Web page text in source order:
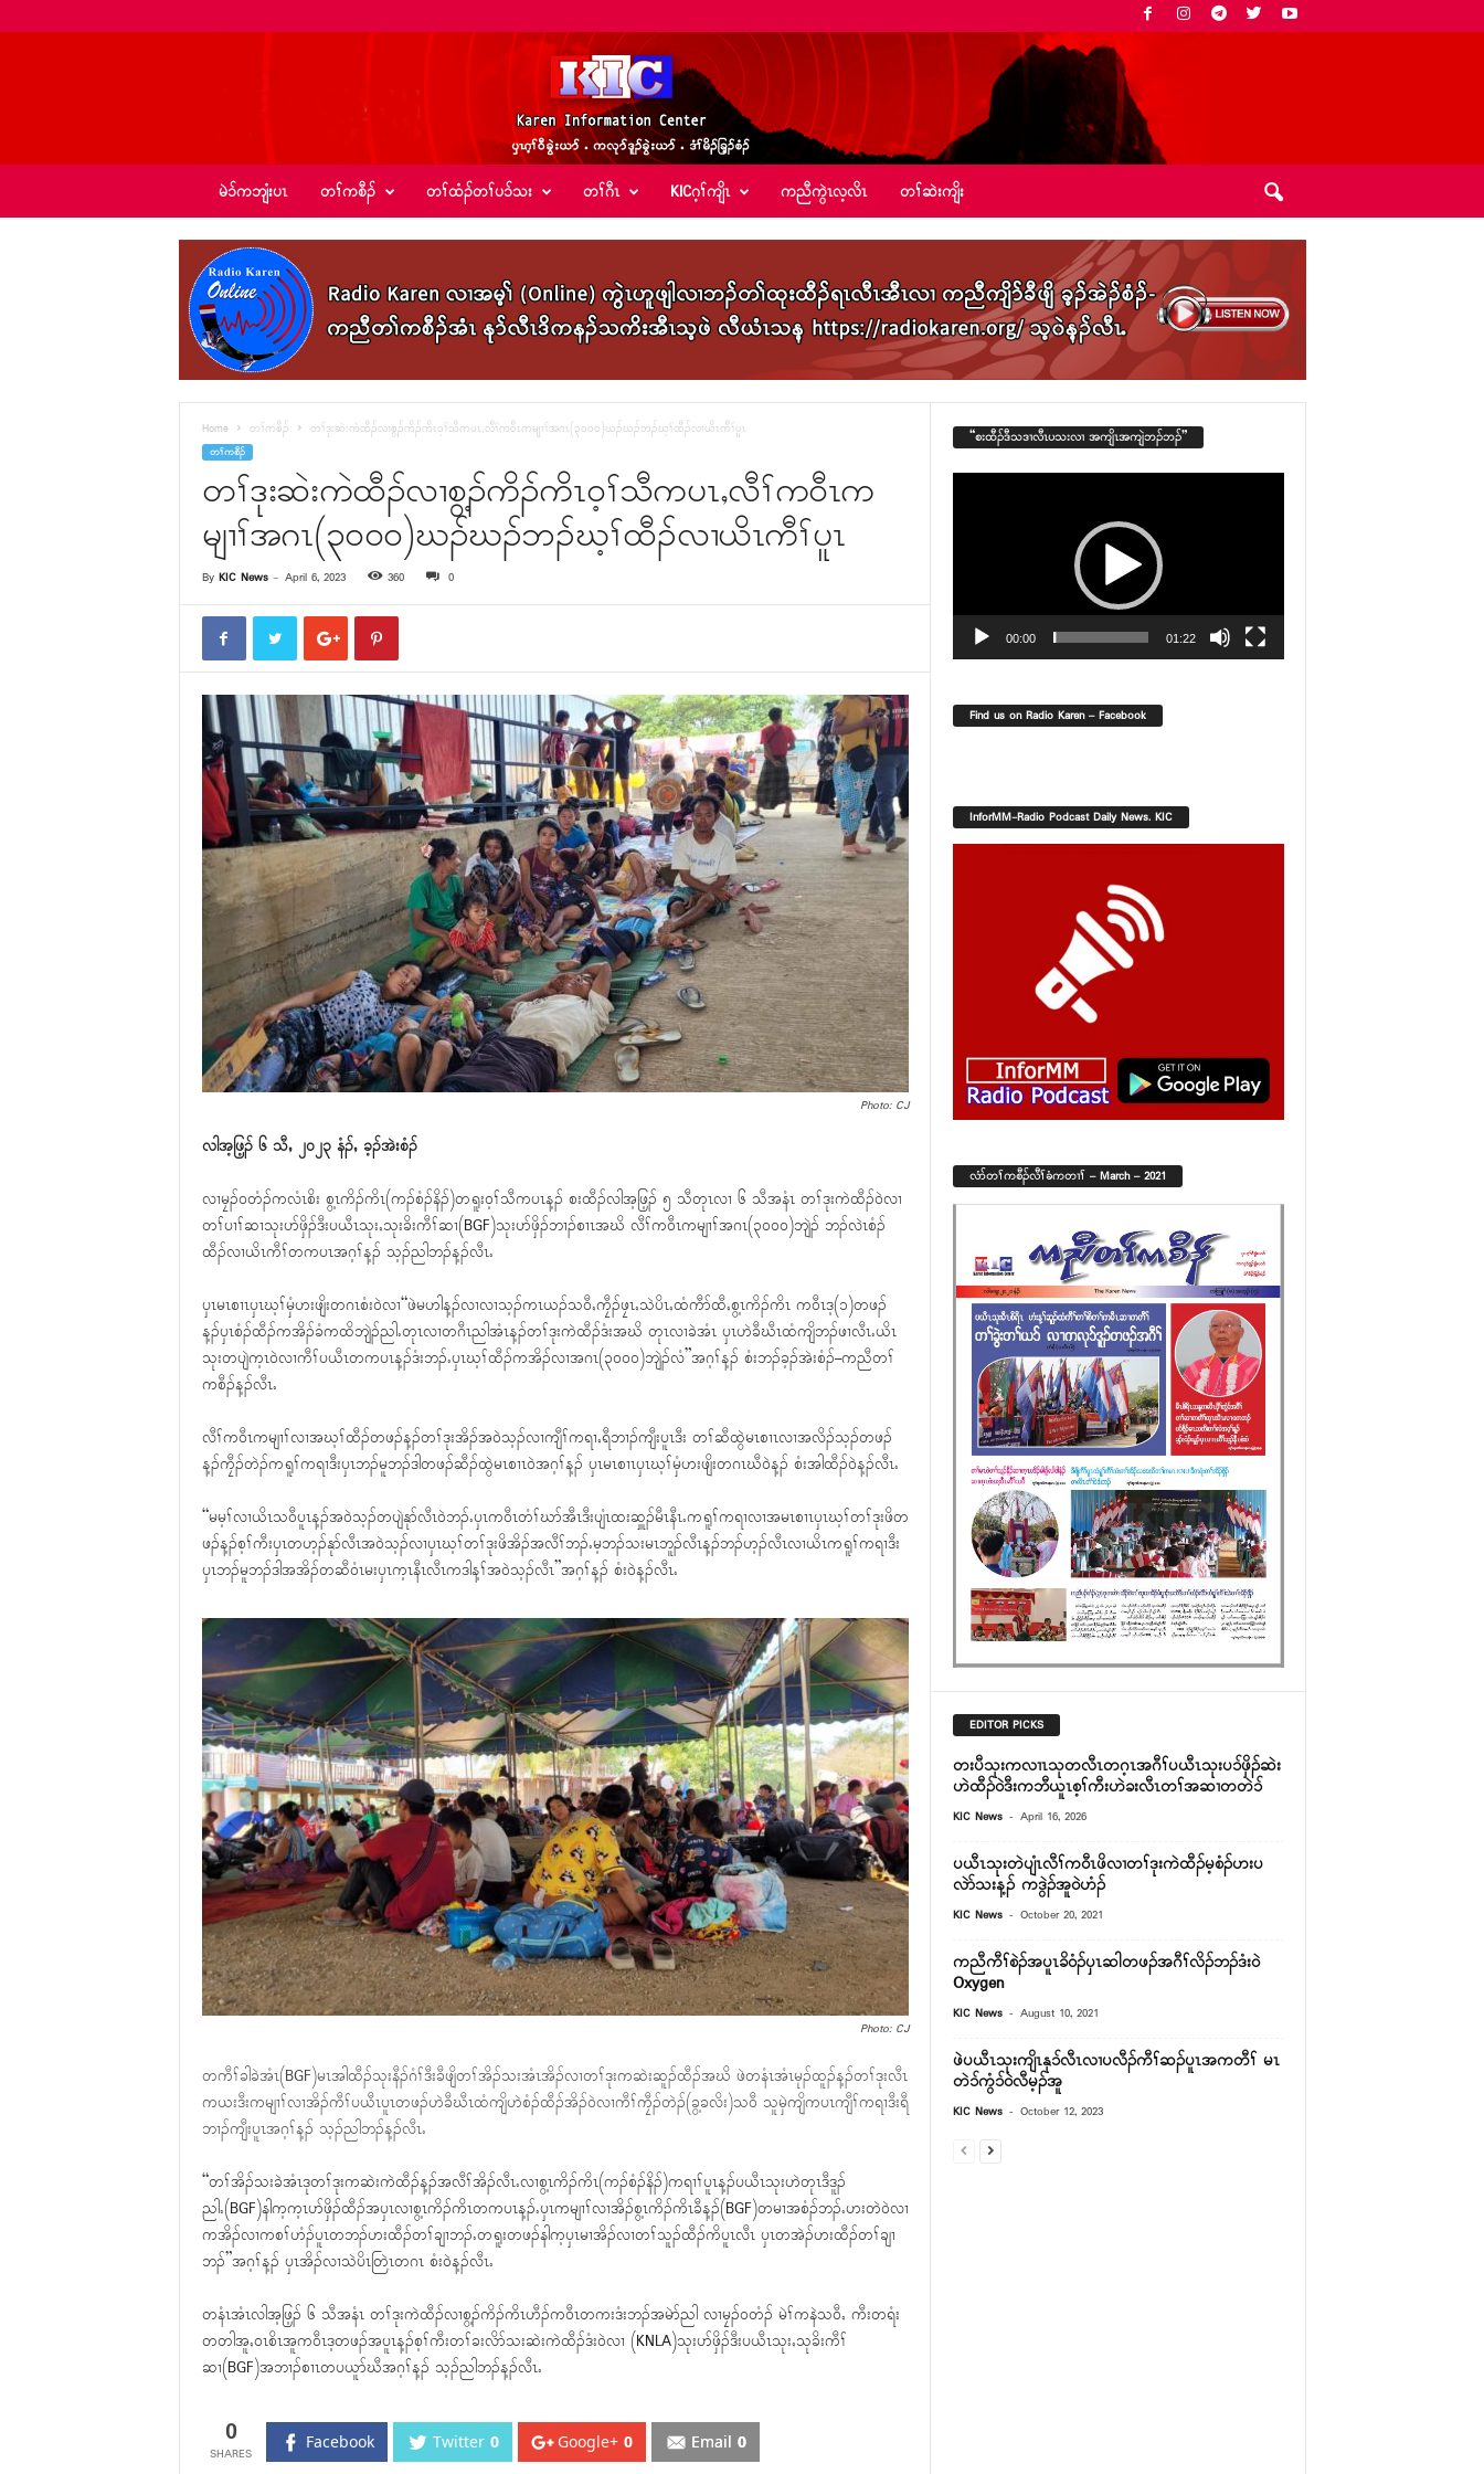
အဲ
မဲၥ်ကဘျံးပၤ တၢ်ကစီၣ် တၢ်ထံၣ်တၢ်ပၥ်သး တၢ်ဂီၤ KICဂ့ၢ်ကျိၤ ကညီကွဲၤလ့လိၤ တၢ်ဆဲးကျိး
Home တၢ်ကစီၣ် တၢ်ဒုးဆဲးကဲထီၣ်လၢစွ့ၣ်ကိၣ်ကိၤ၀့ၢ်သီကပၤႇလီၢ်က၀ီၤကမျၢၢ်အဂၤ(၃၀၀၀)ဃၣ်ဃၣ်ဘၣ်ဃ့ၢ်ထီၣ်လၢယိၤကီၢ်ပူၤ
တၢ်ကစီၣ်
တၢ်ဒုးဆဲးကဲထီၣ်လၢစွ့ၣ်ကိၣ်ကိၤ၀့ၢ်သီကပၤႇလီၢ်က၀ီၤက
မျၢၢ်အဂၤ(၃၀၀၀)ဃၣ်ဃၣ်ဘၣ်ဃ့ၢ်ထီၣ်လၢယိၤကီၢ်ပူၤ
By KIC News- April 6, 2023 360 0
Photo: CJ
လါအ့ဖြ့ၣ် ၆ သီႇ ၂၀၂၃ နံၣ်ႇ ခ့ၣ်အဲးစံၣ်
လၢမၠၣ်၀တံၣ်ကလံၤစိး စွ့ၤကိၣ်ကိၤ(ကၣ်စံၣ်နိၣ်)တရူး၀့ၢ်သီကပၤန့ၣ် စးထီၣ်လါအ့ဖြ့ၣ် ၅ သီတုၤလၢ ၆ သီအနံၤ တၢ်ဒုးကဲထီၣ်၀ဲလၢ
တၢ်ပၢၢ်ဆၢသုးပာ်ဖှိၣ်ဒီးပယီၤသုးႇသုးခိးကီၢ်ဆၢ(BGF)သုးပာ်ဖှိၣ်ဘၢၣ်စၢၤအဃိ လီၢ်က၀ီၤကမျၢၢ်အဂၤ(၃၀၀၀)ဘျဲၣ် ဘၣ်လဲၤစံၣ်
ထီၣ်လၢယိၤကီၢ်တကပၤအဂ့ၢ်န့ၣ် သ့ၣ်ညါဘၣ်န့ၣ်လီၤႉ
ၦၤမၤစၢၤၦၤဃ့ၢ်မှံဟးဖျိးတဂၤစံး၀ဲလၢ“ဖဲမဟါန့ၣ်လၢလၢသ့ၣ်ကၤယၣ်သ၀ီႇကၠီၣ်ဖၠၤႇသဲပိၤႇထံကီာ်ထီႇစွ့ၤကိၣ်ကိၤ က၀ီၤဒ့(၁)တဖၣ်
န့ၣ်ၦၤစံၣ်ထီၣ်ကအိၣ်ခံကထိဘျဲၣ်ညါႉတုၤလၢတဂီၤညါအံၤန့ၣ်တၢ်ဒုးကဲထီၣ်ဒံးအဃိ တုၤလၢခဲအံၤ ၦၤဟဲခီဃီၤထံကျိဘၣ်ဖၢလီၤႉယိၤ
သုးတပျဲက့ၤ၀ဲလၢကီၢ်ပယီၤတကပၤန့ၣ်ဒံးဘၣ်ႉၦၤဃ့ၢ်ထီၣ်ကအိၣ်လၢအဂၤ(၃၀၀၀)ဘျဲၣ်လံ”အဂ့ၢ်န့ၣ် စံးဘၣ်ခ့ၣ်အဲးစံၣ်–ကညီတၢ်
ကစီၣ်န့ၣ်လီၤႉ
လီၢ်က၀ီၤကမျၢၢ်လၢအဃ့ၢ်ထီၣ်တဖၣ်န့ၣ်တၢ်ဒုးအိၣ်အ၀ဲသ့ၣ်လၢကျီၢ်ကရၢႇရီဘၢၣ်ကျီးပူၤဒီး တၢ်ဆီထွဲမၤစၢၤလၢအလိၣ်သ့ၣ်တဖၣ်
န့ၣ်ကၠီၣ်တဲၣ်ကရူၢ်ကရၢဒီးၦၤဘၣ်မူဘၣ်ဒါတဖၣ်ဆီၣ်ထွဲမၤစၢၤ၀ဲအဂ့ၢ်န့ၣ် ၦၤမၤစၢၤၦၤဃ့ၢ်မှံဟးဖျိးတဂၤဃီ၀ဲန့ၣ် စံးအါထီၣ်၀ဲန့ၣ်လီၤႉ
“မမ့ၢ်လၢယိၤသ၀ီပူၤန့ၣ်အ၀ဲသ့ၣ်တပျဲနုာ်လီၤ၀ဲဘၣ်ႉၦၤက၀ီၤတံၢ်ဃာ်အီၤဒီးပျံၤထးဆှူၣ်မီၤနီၤႉကရူၢ်ကရၢလၢအမၤစၢၤၦၤဃ့ၢ်တၢ်ဒုးဖိတ
ဖၣ်န့ၣ်စ့ၢ်ကီးၦၤတဟ့ၣ်နုာ်လီၤအ၀ဲသ့ၣ်လၢၦၤဃ့ၢ်တၢ်ဒုးဖိအိၣ်အလီၢ်ဘၣ်ႉမ့ဘၣ်သးမၤဘူၣ်လီၤန့ၣ်ဘၣ်ဟ့ၣ်လီၤလၢယိၤကရူၢ်ကရၢဒီး
ၦၤဘၣ်မူဘၣ်ဒါအအိၣ်တဆီ၀ံၤမးၦၤက့ၤနီၤလီၤကဒါန့ၢ်အ၀ဲသ့ၣ်လီၤ”အဂ့ၢ်န့ၣ် စံး၀ဲန့ၣ်လီၤႉ
Photo: CJ
တကီၢ်ခါခဲအံၤ(BGF)မၤအါထီၣ်သုးနီၣ်ဂံၢ်ဒီးခီဖျိတၢ်အိၣ်သးအံၤအိၣ်လၢတၢ်ဒုးကဆဲးဆူၣ်ထီၣ်အဃိ ဖဲတနံၤအံၤမုၣ်ထူၣ်န့ၣ်တၢ်ဒုးလီၤ
ကယးဒီးကမျၢၢ်လၢအိၣ်ကီၢ်ပယီၤပူၤတဖၣ်ဟဲခီဃီၤထံကျိဟဲစံၣ်ထီၣ်အိၣ်၀ဲလၢကီၢ်ကၠီၣ်တဲၣ်(ခွ့ခလိး)သ၀ီ သူမှဲကျိကပၤကျီၢ်ကရၢဒီးရီ
ဘၢၣ်ကျီးပူၤအဂ့ၢ်န့ၣ် သ့ၣ်ညါဘၣ်န့ၣ်လီၤႉ
“တၢ်အိၣ်သးခဲအံၤဒုတၢ်ဒုးကဆဲးကဲထီၣ်န့ၣ်အလီၢ်အိၣ်လီၤႉလၢစွ့ၤကိၣ်ကိၤ(ကၣ်စံၣ်နိၣ်)ကရၢၢ်ပူၤန့ၣ်ပယီၤသုးဟဲတုၤဒီဒူၣ်
ညါႉ(BGF)နါက့က့ၤပာ်ဖှိၣ်ထီၣ်အၦၤလၢစွ့ၤကိၣ်ကိၤတကပၤန့ၣ်ႉၦၤကမျၢၢ်လၢအိၣ်စွ့ၤကိၣ်ကိၤခီန့ၣ်(BGF)တမၢအစံၣ်ဘၣ်ႉဟးတဲ၀ဲလၢ
ကအိၣ်လၢကစၢ်ဟံၣ်ပူၤတဘၣ်ဟးထီၣ်တၢ်ချၢဘၣ်ႉတရူးတဖၣ်နါက့ၦၤမၢအိၣ်လၢတၢ်သူၣ်ထီၣ်ကိပူၤလီၤ ၦၤတအဲၣ်ဟးထီၣ်တၢ်ချၢ
ဘၣ်”အဂ့ၢ်န့ၣ် ၦၤအိၣ်လၢသဲပိၤတြဲၤတဂၤ စံး၀ဲန့ၣ်လီၤႉ
တနံၤအံၤလါအ့ဖြ့ၣ် ၆ သီအနံၤ တၢ်ဒုးကဲထီၣ်လၢစွ့ၣ်ကိၣ်ကိၤဟီၣ်က၀ီၤတကးဒံးဘၣ်အမဲာ်ညါ လၢမၠၣ်၀တံၣ် မဲၢ်ကနဲသ၀ီႇ ကီးတရံး
တတါအူႇ၀ၤစိၤအူက၀ီၤဒ့တဖၣ်အပူၤန့ၣ်စ့ၢ်ကီးတၢ်ခးလိာ်သးဆဲးကဲထီၣ်ဒံး၀ဲလၢ (KNLA)သုးပာ်ဖှိၣ်ဒီးပယီၤသုးႇသုခိးကီၢ်
ဆၢ(BGF)အဘၢၣ်စၢၤတပယူာ်ဃီအဂ့ၢ်န့ၣ် သ့ၣ်ညါဘၣ်န့ၣ်လီၤႉ
0 Facebook Twitter 0 Google+ 0 Email 0
“စးထီၣ်ဒီသဒၢလီၤပသးလၢ အကျိၤအကျဲဘၣ်ဘၣ်”
00:00 01:22
Find us on Radio Karen – Facebook
InforMM-Radio Podcast Daily News. KIC
လံာ်တၢ်ကစီၣ်လီၢ်ခံကတၢၢ် – March – 2021
EDITOR PICKS
တးပီသုးကလၢၤသုတလီၤတဂ့ၤအဂီၢ်ပယီၤသုးပၥ်ဖှိၣ်ဆဲး
ဟဲထီၣ်ဝဲဒီးကဘီယူၤစ့ၢ်ကီးဟဲခးလီၤတၢ်အဆၢတတဲၥ်
KIC News - April 16, 2026
ပယီၤသုးတဲပျံၤလီၢ်က၀ီၤဖိလၢတၢ်ဒုးကဲထီၣ်မ့စံၣ်ဟးပ
လဲာ်သးန့ၣ် ကဒွဲၣ်အူ၀ဲဟံၣ်
KIC News - October 20, 2021
ကညီကီၢ်စဲၣ်အပူၤခိ၀ံၣ်ၦၤဆါတဖၣ်အဂီၢ်လိၣ်ဘၣ်ဒံး၀ဲ
Oxygen
KIC News - August 10, 2021
ဖဲပယီၤသုးကျိၤနု၁်လီၤလၢပလီၣ်ကီၢ်ဆၣ်ပူၤအကတီၢ် မၤ
တဲ၁်ကွံ၁်၀ဲလီမ့ၣ်အူ
KIC News - October 12, 2023